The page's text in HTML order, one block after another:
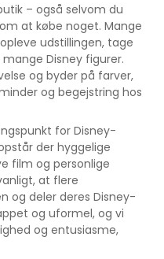
– også selvom du
at købe noget. Mange
udstillingen, tage
Disney figurer.
og byder på farver,
og begejstring hos
for Disney-
der hyggelige
film og personlige
at flere
og deler deres Disney-
og uformel, og vi
og entusiasme,